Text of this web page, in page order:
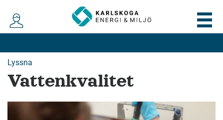
Lyssna
Vattenkvalitet